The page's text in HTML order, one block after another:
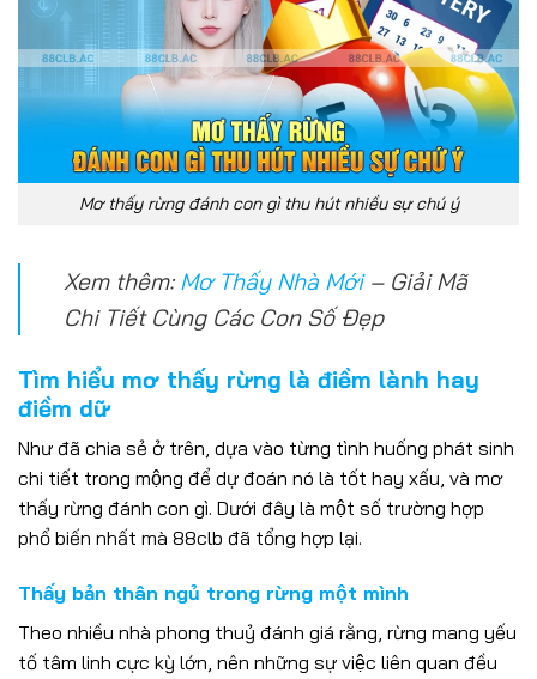
Mơ thấy rừng đánh con gì thu hút nhiều sự chú ý
Xem thêm:Mơ Thấy Nhà Mới– Giải Mã
Chi Tiết Cùng Các Con Số Đẹp
Tìm hiểu mơ thấy rừng là điềm lành hay
điềm dữ
Như đã chia sẻ ở trên, dựa vào từng tình huống phát sinh
chi tiết trong mộng để dự đoán nó là tốt hay xấu, và mơ
thấy rừng đánh con gì. Dưới đây là một số trường hợp
phổ biến nhất mà 88clb đã tổng hợp lại.
Thấy bản thân ngủ trong rừng một mình
Theo nhiều nhà phong thuỷ đánh giá rằng, rừng mang yếu
tố tâm linh cực kỳ lớn, nên những sự việc liên quan đều